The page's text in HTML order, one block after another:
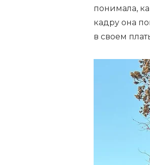
понимала,
кадру она
в своем